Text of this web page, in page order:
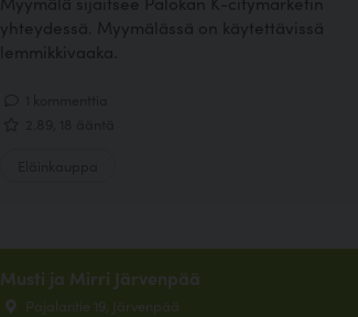
yhteydessä. Myymälässä on käytettävissä
lemmikkivaaka.
Musti ja Mirri Järvenpää
Pajalantie 19, Järvenpää